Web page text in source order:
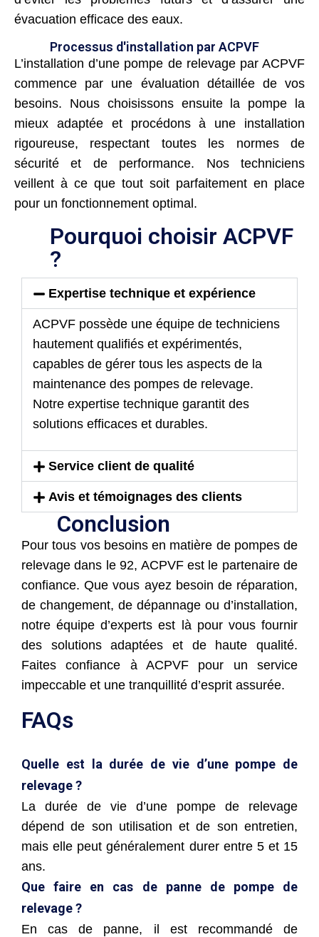
évacuation efficace des eaux.
Processus d'installation par ACPVF
L’installation d’une pompe de relevage par ACPVF
commence par une évaluation détaillée de vos
besoins. Nous choisissons ensuite la pompe la
mieux adaptée et procédons à une installation
rigoureuse, respectant toutes les normes de
sécurité et de performance. Nos techniciens
veillent à ce que tout soit parfaitement en place
pour un fonctionnement optimal.
Pourquoi choisir ACPVF
?
Expertise technique et expérience
ACPVF possède une équipe de techniciens
hautement qualifiés et expérimentés,
capables de gérer tous les aspects de la
maintenance des pompes de relevage.
Notre expertise technique garantit des
solutions efficaces et durables.
Service client de qualité
Avis et témoignages des clients
Conclusion
Pour tous vos besoins en matière de pompes de
relevage dans le 92, ACPVF est le partenaire de
confiance. Que vous ayez besoin de réparation,
de changement, de dépannage ou d’installation,
notre équipe d’experts est là pour vous fournir
des solutions adaptées et de haute qualité.
Faites confiance à ACPVF pour un service
impeccable et une tranquillité d’esprit assurée.
FAQs
Quelle est la durée de vie d’une pompe de
relevage ?
La durée de vie d’une pompe de relevage
dépend de son utilisation et de son entretien,
mais elle peut généralement durer entre 5 et 15
ans.
Que faire en cas de panne de pompe de
relevage ?
En cas de panne, il est recommandé de